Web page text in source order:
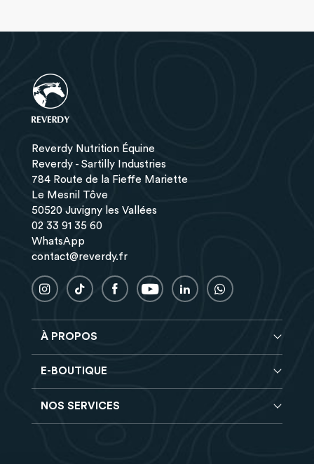
Reverdy Nutrition Équine
Reverdy - Sartilly Industries
784 Route de la Fieffe Mariette
Le Mesnil Tôve
50520 Juvigny les Vallées
02 33 91 35 60
WhatsApp
contact@reverdy.fr
À PROPOS
Conseils nutrition
E-BOUTIQUE
Aliments complets
NOS SERVICES